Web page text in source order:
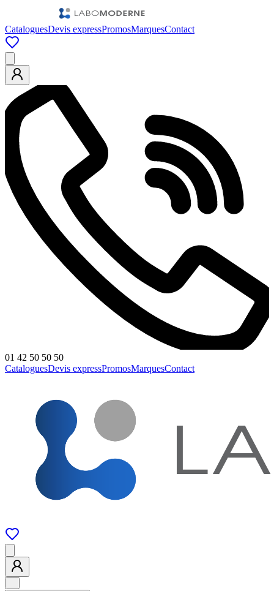
CataloguesDevis expressPromosMarquesContact
01 42 50 50 50
CataloguesDevis expressPromosMarquesContact